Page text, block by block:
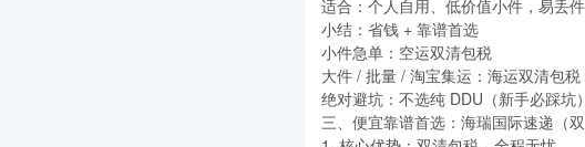
适合：个人自用、低价值小件，易丢件
小结：省钱 + 靠谱首选
小件急单：空运双清包税
大件 / 批量 / 淘宝集运：海运双清包税
绝对避坑：不选纯 DDU（新手必踩坑
三、便宜靠谱首选：海瑞国际速递（双